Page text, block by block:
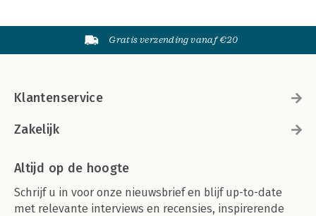
Gratis verzending vanaf €20
Klantenservice
Zakelijk
Altijd op de hoogte
Schrijf u in voor onze nieuwsbrief en blijf up-to-date
met relevante interviews en recensies, inspirerende